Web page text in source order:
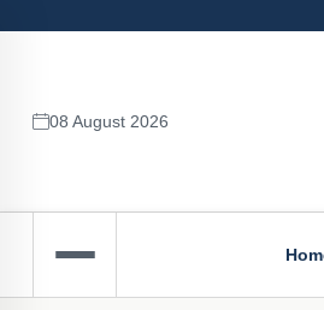
08 August 2026